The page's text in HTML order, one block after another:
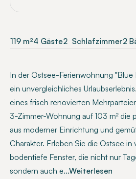
119m²4 Gäste2 Schlafzimmer2
In der Ostsee-Ferienwohnung "Blue
ein unvergleichliches
eines frisch renovierten
3-Zimmer-Wohnung auf 103 m² die
aus moderner Einrichtung und
Charakter. Erleben Sie die Ostsee
bodentiefe Fenster, die nicht nur
sondern auch e...Weiterlesen